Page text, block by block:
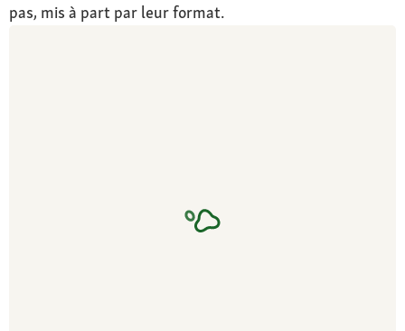
pas, mis à part par leur format.